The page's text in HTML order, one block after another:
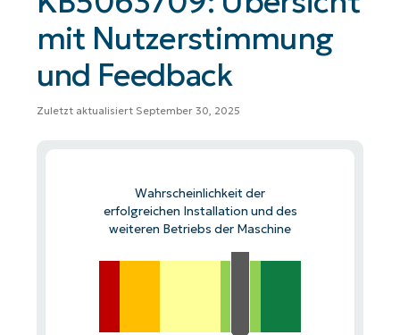
mit Nutzerstimmung
und Feedback
Zuletzt aktualisiert September 30, 2025
Wahrscheinlichkeit der
erfolgreichen Installation und des
weiteren Betriebs der Maschine